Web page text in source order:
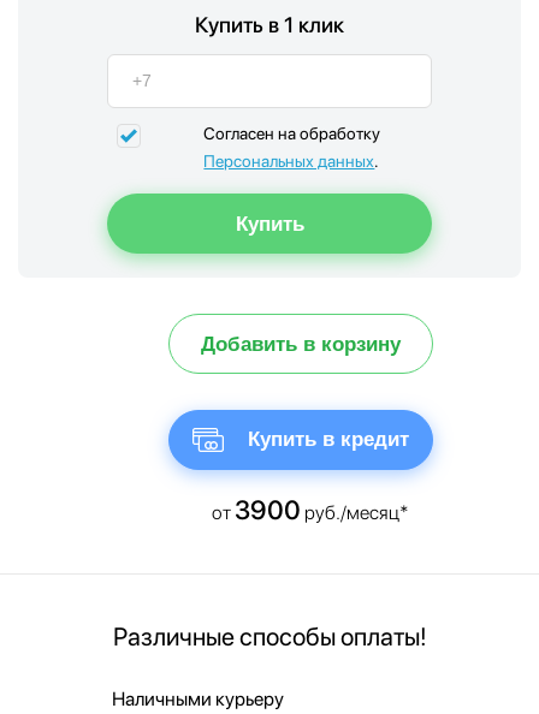
Купить в 1 клик
Согласен на обработку
Персональных данных.
Добавить в корзину
Купить в кредит
от 3900 руб./месяц*
Различные способы оплаты!
Наличными курьеру